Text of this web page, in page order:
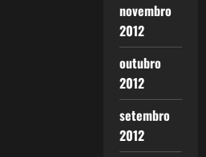
novembro
2012
outubro
2012
setembro
2012